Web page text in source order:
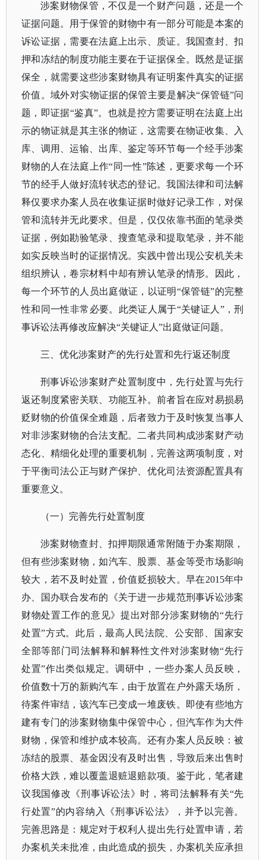
涉案财物保管，不仅是一个财产问题，还是一个
证据问题。用于保管的财物中有一部分可能是本案的
诉讼证据，需要在法庭上出示、质证。我国查封、扣
押和冻结的制度功能主要在于证据保全。既然是证据
保全，就需要这些涉案财物具有证明案件真实的证据
价值。域外对实物证据的保管主要是解决“保管链”问
题，即证据“鉴真”。也就是控方需要证明在法庭上出
示的物证就是其主张的物证，这需要在物证收集、入
库、调用、运输、出库、鉴定等环节每一个经手涉案
财物的人在法庭上作“同一性”陈述，更要求每一个环
节的经手人做好流转状态的登记。我国法律和司法解
释仅要求办案人员在收集证据时做好记录工作，对保
管和流转并无此要求。但是，仅仅依靠书面的笔录类
证据，例如勘验笔录、搜查笔录和提取笔录，并不能
如实反映当时的证据情况。实践中曾出现公安机关未
组织辨认，卷宗材料中却有辨认笔录的情形。因此，
每一个环节的人员出庭做证，以证明“保管链”的完整
性和同一性非常必要。此类证人属于“关键证人”，刑
事诉讼法再修改应解决“关键证人”出庭做证问题。
三、优化涉案财产的先行处置和先行返还制度
刑事诉讼涉案财产处置制度中，先行处置与先行
返还制度紧密关联、功能互补。前者旨在应对易损易
贬财物的价值保全难题，后者致力于及时恢复当事人
对非涉案财物的合法支配。二者共同构成涉案财产动
态化、精细化处理的重要机制，完善这两项制度，对
于平衡司法公正与财产保护、优化司法资源配置具有
重要意义。
（一）完善先行处置制度
涉案财物查封、扣押期限通常附随于办案期限，
但有些涉案财物，如汽车、股票、基金等受市场影响
较大，若不及时处置，价值贬损较大。早在2015年中
办、国办联合发布的《关于进一步规范刑事诉讼涉案
财物处置工作的意见》提出对部分涉案财物的“先行
处置”方式。此后，最高人民法院、公安部、国家安
全部等部门司法解释和解释性文件对涉案财物“先行
处置”作出类似规定。调研中，一些办案人员反映，
价值数十万的新购汽车，由于放置在户外露天场所，
待案件审结，该汽车已变成一堆废铁。即使有些地方
建有专门的涉案财物集中保管中心，但汽车作为大件
财物，保管和维护成本较高。还有办案人员反映：被
冻结的股票、基金因没有及时出售，导致后来出售时
价格大跌，难以覆盖退赃退赔款项。鉴于此，笔者建
议我国修改《刑事诉讼法》时，将司法解释有关“先
行处置”的内容纳入《刑事诉讼法》，并予以完善。
完善思路是：规定对于权利人提出先行处置申请，若
办案机关未批准，由此造成的损失，办案机关应承担